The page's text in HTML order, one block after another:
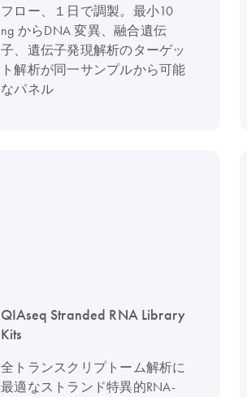
フロー、１日で調製。最小10
ng からDNA 変異、融合遺伝
子、遺伝子発現解析のターゲッ
ト解析が同一サンプルから可能
なパネル
QIAseq Stranded RNA Library
Kits
全トランスクリプトーム解析に
最適なストランド特異的RNA-